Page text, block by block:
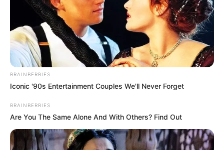
BRAINBERRIES
Iconic '90s Entertainment Couples We'll Never Forget
BRAINBERRIES
Are You The Same Alone And With Others? Find Out